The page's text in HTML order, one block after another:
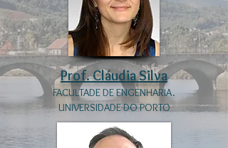
Prof. Cláudia Silva
FACULTADE DE ENGENHARIA.
UNIVERSIDADE DO PORTO